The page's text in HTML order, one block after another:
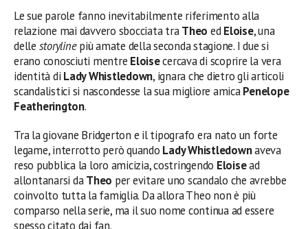
Le sue parole fanno inevitabilmente riferimento alla
relazione mai davvero sbocciata traTheo edEloise, una
delle storylinepiù amate della seconda stagione. I due si
erano conosciuti mentre Eloisecercava di scoprire la vera
identità di Lady Whistledown, ignara che dietro gli articoli
scandalistici si nascondesse la sua migliore amicaPenelope
Featherington.
Tra la giovane Bridgerton e il tipografo era nato un forte
legame, interrotto però quando Lady Whistledownaveva
reso pubblica la loro amicizia, costringendo Eloisead
allontanarsi daTheo per evitare uno scandalo che avrebbe
coinvolto tutta la famiglia. Da allora Theo non è più
comparso nella serie, ma il suo nome continua ad essere
spesso citato dai fan.